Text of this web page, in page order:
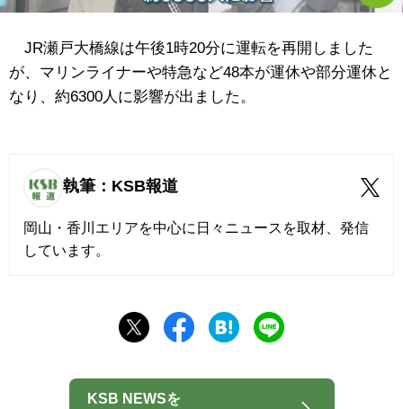
JR瀬戸大橋線は午後1時20分に運転を再開しました
が、マリンライナーや特急など48本が運休や部分運休と
なり、約6300人に影響が出ました。
執筆：KSB報道
岡山・香川エリアを中心に日々ニュースを取材、発信
しています。
KSB NEWSを